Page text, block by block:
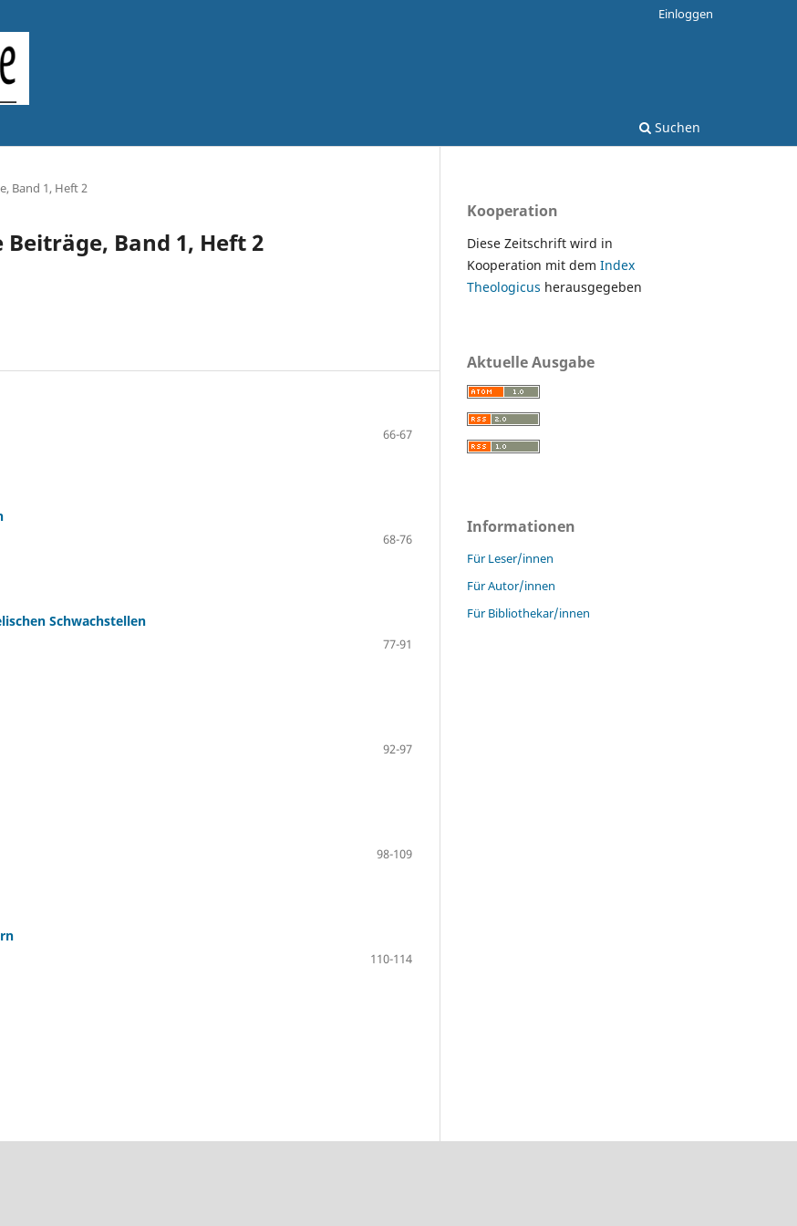
Suchen
Einloggen
Band 1, Heft 2
Beiträge, Band 1, Heft 2
66-67
68-76
Schwachstellen
77-91
92-97
98-109
110-114
Kooperation
Diese Zeitschrift wird in
Kooperation mit dem Index
Theologicus herausgegeben
Aktuelle Ausgabe
Informationen
Für Leser/innen
Für Autor/innen
Für Bibliothekar/innen